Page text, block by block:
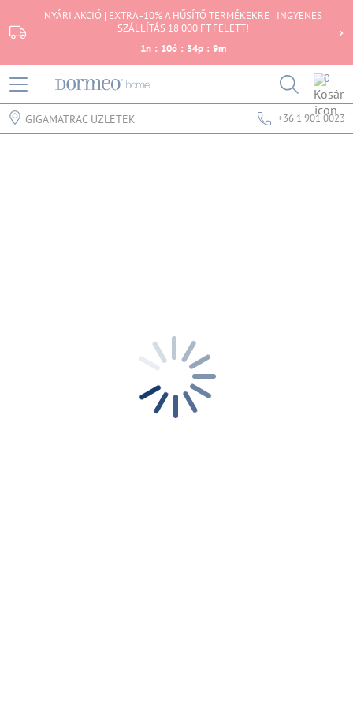
NYÁRI AKCIÓ | EXTRA -10% A HŰSÍTŐ TERMÉKEKRE | INGYENES
SZÁLLÍTÁS 18 000 FT FELETT!
1n : 10ó : 34p : 9m
0
GIGAMATRAC ÜZLETEK +36 1 901 0023